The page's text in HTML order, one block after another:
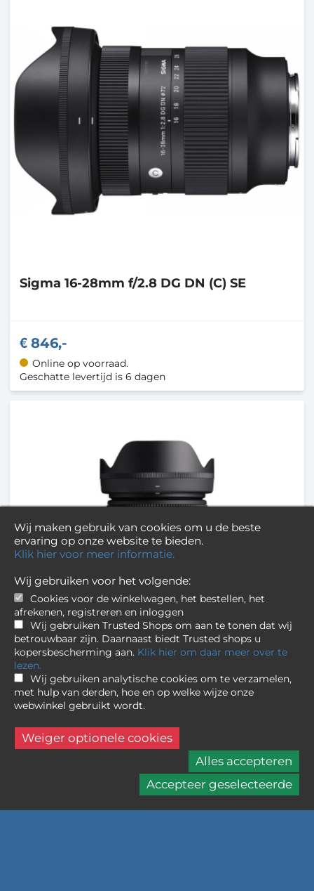
Sigma 16-28mm f/2.8 DG DN (C) SE
846,-
Online op voorraad.
Geschatte levertijd is 6 dagen
Sigma16-300mm f/3.5-6.7 DC OS (C) RF-
Mount
Wij maken gebruik van cookies om u de beste
ervaring op onze website te bieden.
Klik hier voor meer informatie.
Wij gebruiken voor het volgende:
Cookies voor de winkelwagen, het bestellen, het
afrekenen, registreren en inloggen
Wij gebruiken Trusted Shops om aan te tonen dat wij
betrouwbaar zijn. Daarnaast biedt Trusted shops u
kopersbescherming aan. Klik hier om daar meer over te
lezen.
Wij gebruiken analytische cookies om te verzamelen,
met hulp van derden, hoe en op welke wijze onze
webwinkel gebruikt wordt.
Weiger optionele cookies
Alles accepteren
Accepteer geselecteerde